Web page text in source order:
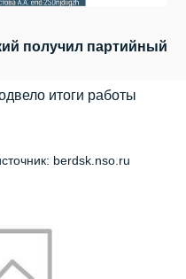
получил партийный
итоги работы
berdsk.nso.ru